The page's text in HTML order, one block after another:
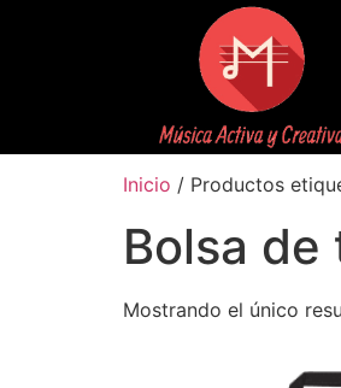
Inicio / Productos
Bolsa de
Mostrando el único